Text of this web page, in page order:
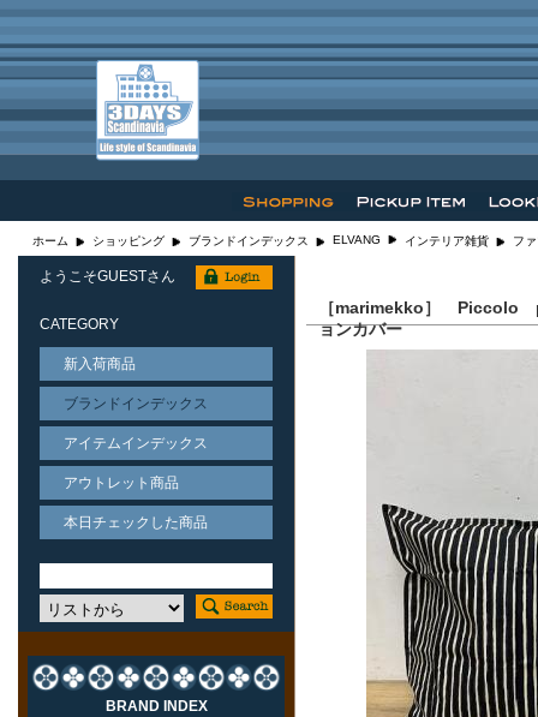
ホーム ショッピング ブランドインデックス ELVANG インテリア雑貨 フ
［marimekko］
ョンカバー
ようこそGUESTさん
CATEGORY
新入荷商品
ブランドインデックス
アイテムインデックス
アウトレット商品
本日チェックした商品
BRAND INDEX